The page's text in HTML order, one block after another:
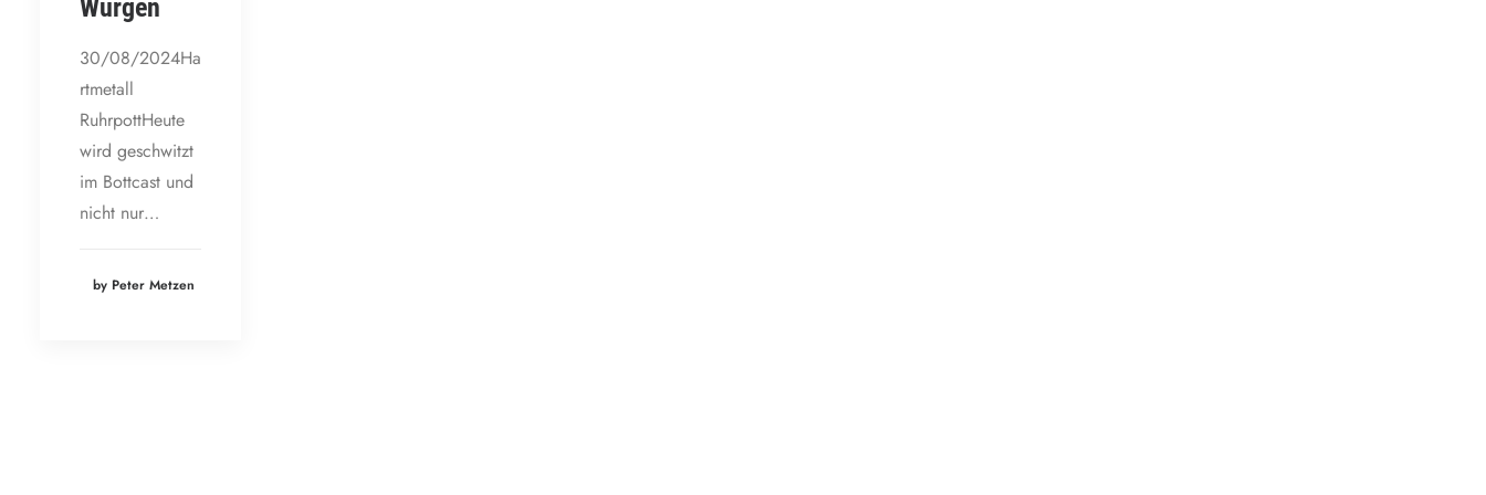
Würgen
30/08/2024Ha
rtmetall
RuhrpottHeute
wird geschwitzt
im Bottcast und
nicht nur…
by Peter Metzen